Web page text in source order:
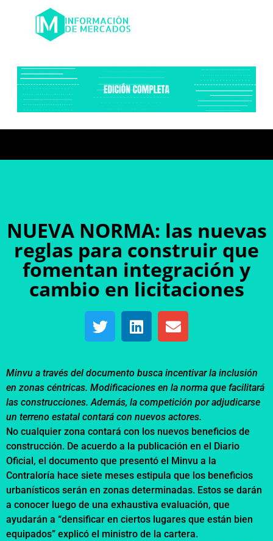
NUEVA NORMA: las nuevas
reglas para construir que
fomentan integración y
cambio en licitaciones
Minvu a través del documento busca incentivar la inclusión
en zonas céntricas. Modificaciones en la norma que facilitará
las construcciones. Además, la competición por adjudicarse
un terreno estatal contará con nuevos actores.
No cualquier zona contará con los nuevos beneficios de
construcción. De acuerdo a la publicación en el Diario
Oficial, el documento que presentó el Minvu a la
Contraloría hace siete meses estipula que los beneficios
urbanísticos serán en zonas determinadas. Estos se darán
a conocer luego de una exhaustiva evaluación, que
ayudarán a “densificar en ciertos lugares que están bien
equipados” explicó el ministro de la cartera.